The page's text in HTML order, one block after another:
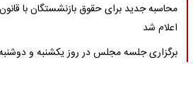
محاسبه جدید برای حقوق بازنشستگان با
اعلام شد
برگزاری جلسه مجلس در روز یکشنبه و